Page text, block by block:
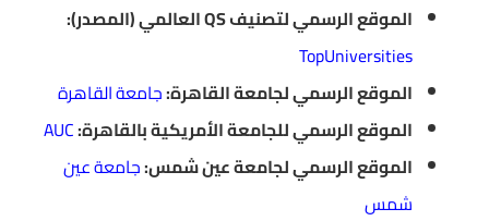
الموقع الرسمي لتصنيف QS العالمي (المصدر):
TopUniversities
الموقع الرسمي لجامعة القاهرة:جامعة القاهرة
الموقع الرسمي للجامعة الأمريكية بالقاهرة:AUC
الموقع الرسمي لجامعة عين شمس:جامعة عين
شمس